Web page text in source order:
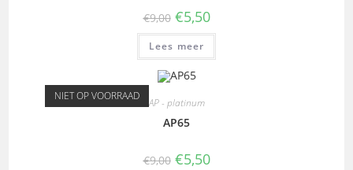
€9,00 €5,50
Lees meer
NIET OP VOORRAAD AP - platinum
AP65
€9,00 €5,50